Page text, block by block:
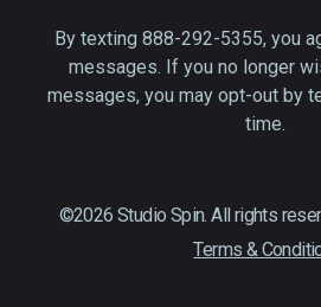
By texting 888-292-5355, you
messages. If you no longer
messages, you may opt-out by
time.
©2026 Studio Spin. All rights
Terms &